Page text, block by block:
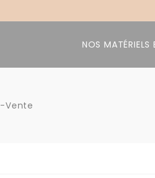
NOS MATÉRIELS
Vente